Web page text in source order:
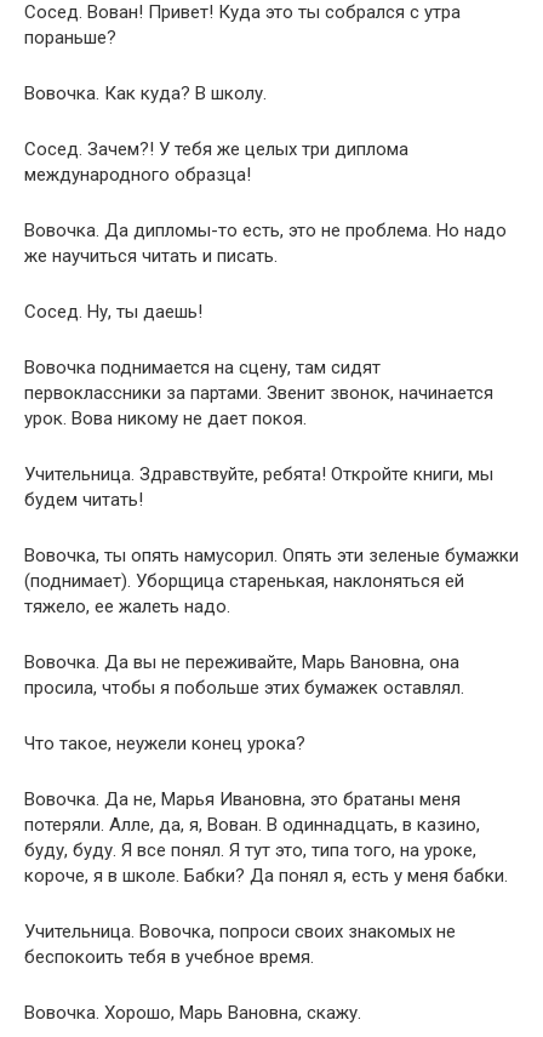
Сосед. Вован! Привет! Куда это ты собрался с утра
пораньше?
Вовочка. Как куда? В школу.
Сосед. Зачем?! У тебя же целых три диплома
международного образца!
Вовочка. Да дипломы-то есть, это не проблема. Но надо
же научиться читать и писать.
Сосед. Ну, ты даешь!
Вовочка поднимается на сцену, там сидят
первоклассники за партами. Звенит звонок, начинается
урок. Вова никому не дает покоя.
Учительница. Здравствуйте, ребята! Откройте книги, мы
будем читать!
Вовочка, ты опять намусорил. Опять эти зеленые бумажки
(поднимает). Уборщица старенькая, наклоняться ей
тяжело, ее жалеть надо.
Вовочка. Да вы не переживайте, Марь Вановна, она
просила, чтобы я побольше этих бумажек оставлял.
Что такое, неужели конец урока?
Вовочка. Да не, Марья Ивановна, это братаны меня
потеряли. Алле, да, я, Вован. В одиннадцать, в казино,
буду, буду. Я все понял. Я тут это, типа того, на уроке,
короче, я в школе. Бабки? Да понял я, есть у меня бабки.
Учительница. Вовочка, попроси своих знакомых не
беспокоить тебя в учебное время.
Вовочка. Хорошо, Марь Вановна, скажу.